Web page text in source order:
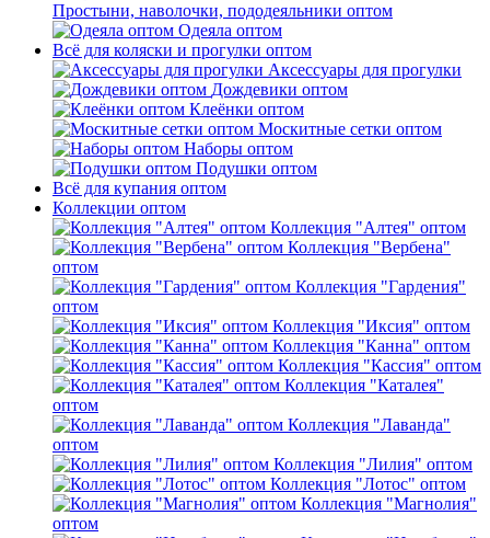
Простыни, наволочки, пододеяльники оптом
Одеяла оптом
Всё для коляски и прогулки оптом
Аксессуары для прогулки
Дождевики оптом
Клеёнки оптом
Москитные сетки оптом
Наборы оптом
Подушки оптом
Всё для купания оптом
Коллекции оптом
Коллекция "Алтея" оптом
Коллекция "Вербена"
оптом
Коллекция "Гардения"
оптом
Коллекция "Иксия" оптом
Коллекция "Канна" оптом
Коллекция "Кассия" оптом
Коллекция "Каталея"
оптом
Коллекция "Лаванда"
оптом
Коллекция "Лилия" оптом
Коллекция "Лотос" оптом
Коллекция "Магнолия"
оптом